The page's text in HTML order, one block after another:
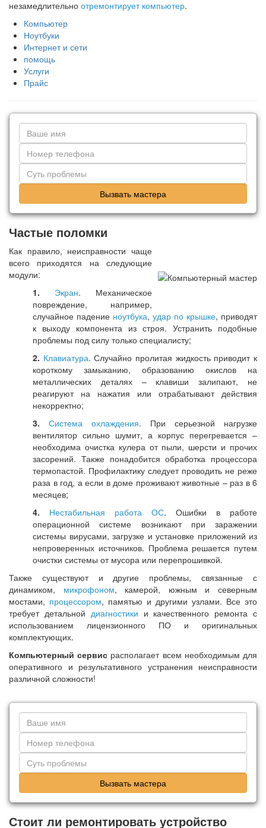
незамедлительно отремонтирует компьютер.
Компьютер
Ноутбуки
Интернет и сети
помощь
Услуги
Прайс
Вызвать мастера
Частые поломки
Как правило, неисправности чаще
всего приходятся на следующие
модули:
1.
Экран. Механическое
повреждение, например,
случайное падение ноутбука, удар по крышке, приводят
к выходу компонента из строя. Устранить подобные
проблемы под силу только специалисту;
2. Клавиатура. Случайно пролитая жидкость приводит к
короткому замыканию, образованию окислов на
металлических деталях – клавиши залипают, не
реагируют на нажатия или отрабатывают действия
некорректно;
3.
Система охлаждения. При серьезной нагрузке
вентилятор сильно шумит, а корпус перегревается –
необходима очистка кулера от пыли, шерсти и прочих
засорений. Также понадобится обработка процессора
термопастой. Профилактику следует проводить не реже
раза в год, а если в доме проживают животные – раз в 6
месяцев;
4.
Нестабильная работа ОС. Ошибки в работе
операционной системе возникают при заражении
системы вирусами, загрузке и установке приложений из
непроверенных источников. Проблема решается путем
очистки системы от мусора или перепрошивкой.
Также существуют и другие проблемы, связанные с
динамиком, микрофоном, камерой, южным и северным
мостами, процессором, памятью и другими узлами. Все это
требует детальной диагностики и качественного ремонта с
использованием лицензионного ПО и оригинальных
комплектующих.
Компьютерный сервис располагает всем необходимым для
оперативного и результативного устранения неисправности
различной сложности!
Вызвать мастера
Стоит ли ремонтировать устройство